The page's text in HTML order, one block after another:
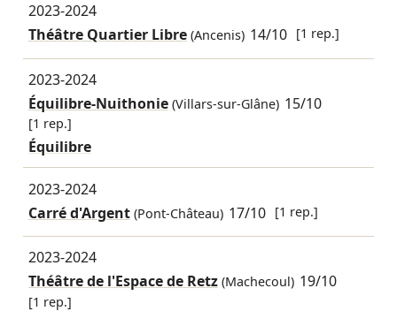
2023-2024
Théâtre Quartier Libre(Ancenis) 14/10 [1 rep.]
2023-2024
Équilibre-Nuithonie(Villars-sur-Glâne) 15/10
[1 rep.]
Équilibre
2023-2024
Carré d'Argent(Pont-Château) 17/10 [1 rep.]
2023-2024
Théâtre de l'Espace de Retz(Machecoul) 19/10
[1 rep.]